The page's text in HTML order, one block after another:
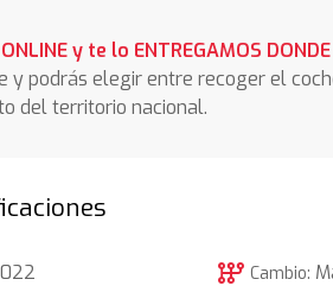
ONLINE y te lo ENTREGAMOS
y podrás elegir entre recoger el
del territorio nacional.
auto_transmission Cambio: